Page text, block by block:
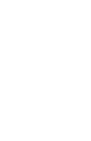
便宜的选项